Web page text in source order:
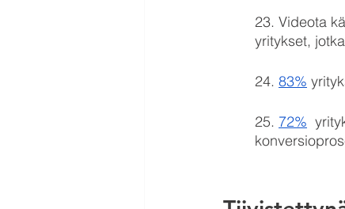
23. Videota
yritykset,
24. 83%
25. 72%